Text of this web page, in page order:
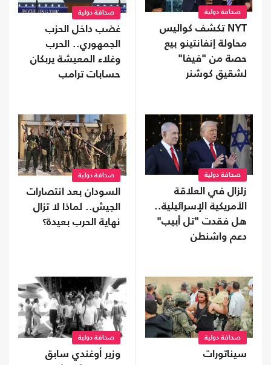
صحافة دولية
NYT تكشف كواليس
محاولة إنفانتينو بيع
حصة من "فيفا"
لشقيق كوشنر
صحافة دولية
غضب داخل الحزب
الجمهوري.. الحرب
وغلاء المعيشة يربكان
حسابات ترامب
صحافة دولية
زلزال في العلاقة
الأمريكية الإسرائيلية..
هل فقدت "تل أبيب"
دعم واشنطن
صحافة دولية
السودان بعد انتصارات
الجيش.. لماذا لا تزال
نهاية الحرب بعيدة؟
صحافة دولية
سيناتورات
صحافة دولية
وزير أوغندي سابق